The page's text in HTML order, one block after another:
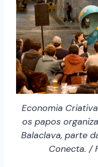
Economia
os papos
Balaclava, parte
Conecta. /